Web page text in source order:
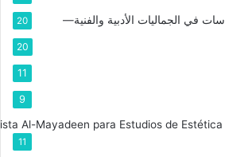
في الجماليات الأدبية والفنية— 20
20
11
9
11